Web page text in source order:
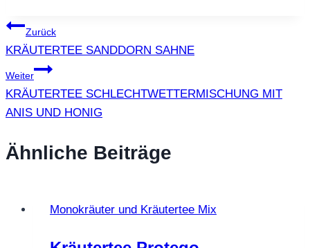
Beitragsnavigation
Zurück
KRÄUTERTEE SANDDORN SAHNE
Weiter
KRÄUTERTEE SCHLECHTWETTERMISCHUNG MIT
ANIS UND HONIG
Ähnliche Beiträge
Monokräuter und Kräutertee Mix